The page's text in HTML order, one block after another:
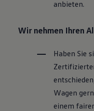
anbieten.
Wir nehmen Ihren
Haben Sie
Wagen
einem